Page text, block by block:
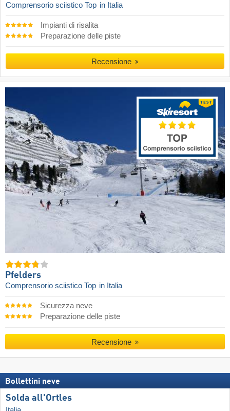
Comprensorio sciistico Top in Italia
Impianti di risalita
Preparazione delle piste
Recensione
Pfelders
Comprensorio sciistico Top in Italia
Sicurezza neve
Preparazione delle piste
Recensione
Bollettini neve
Solda all'Ortles